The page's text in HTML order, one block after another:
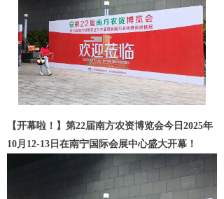
【开幕啦！】第22届南方农资博览会今日2025年
10月12-13日在南宁国际会展中心盛大开幕！